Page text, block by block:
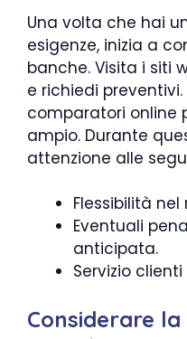
Una volta che hai
esigenze, inizia a
banche. Visita i siti
e richiedi
comparatori online
ampio. Durante
attenzione alle
Flessibilità
Eventuali
anticipata.
Servizio
Considerare